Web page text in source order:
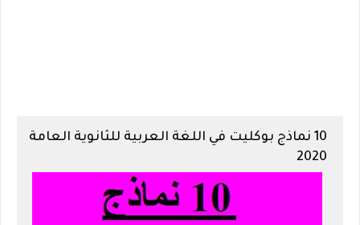
10 نماذج بوكليت في اللغة العربية للثانوية العامة
2020